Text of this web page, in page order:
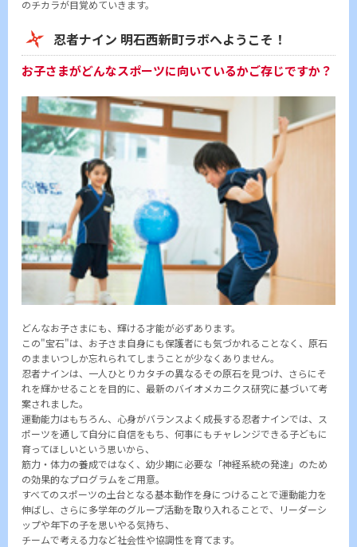
のチカラが目覚めていきます。
忍者ナイン 明石西新町ラボへようこそ！
お子さまがどんなスポーツに向いているかご存じですか？
どんなお子さまにも、輝ける才能が必ずあります。
この"宝石"は、お子さま自身にも保護者にも気づかれることなく、原石
のままいつしか忘れられてしまうことが少なくありません。
忍者ナインは、一人ひとりカタチの異なるその原石を見つけ、さらにそ
れを輝かせることを目的に、最新のバイオメカニクス研究に基づいて考
案されました。
運動能力はもちろん、心身がバランスよく成長する忍者ナインでは、ス
ポーツを通して自分に自信をもち、何事にもチャレンジできる子どもに
育ってほしいという思いから、
筋力・体力の養成ではなく、幼少期に必要な「神経系統の発達」のため
の効果的なプログラムをご用意。
すべてのスポーツの土台となる基本動作を身につけることで運動能力を
伸ばし、さらに多学年のグループ活動を取り入れることで、リーダーシ
ップや年下の子を思いやる気持ち、
チームで考える力など社会性や協調性を育てます。